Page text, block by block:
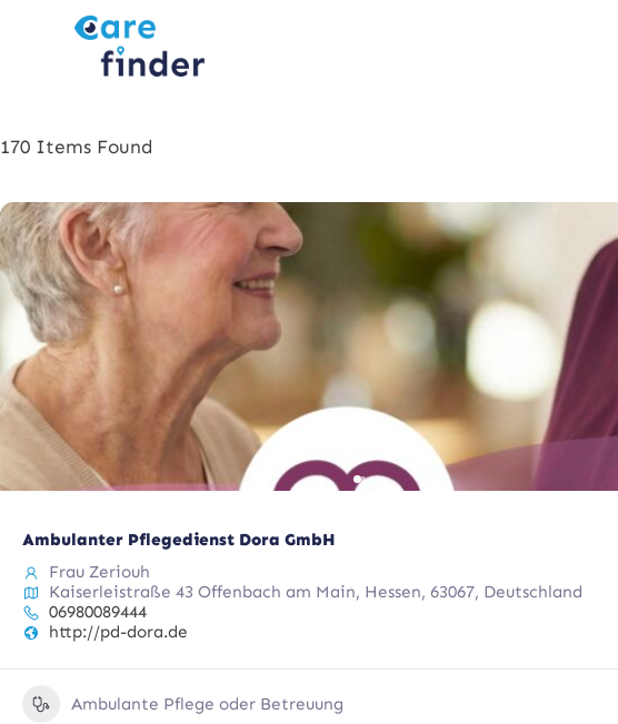
170 Items Found
Ambulanter Pflegedienst Dora GmbH
Frau Zeriouh
Kaiserleistraße 43 Offenbach am Main, Hessen, 63067, Deutschland
06980089444
http://pd-dora.de
Ambulante Pflege oder Betreuung